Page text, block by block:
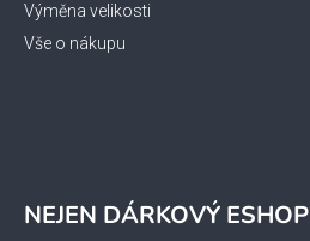
Výměna velikosti
Vše o nákupu
NEJEN DÁRKOVÝ ESHOP